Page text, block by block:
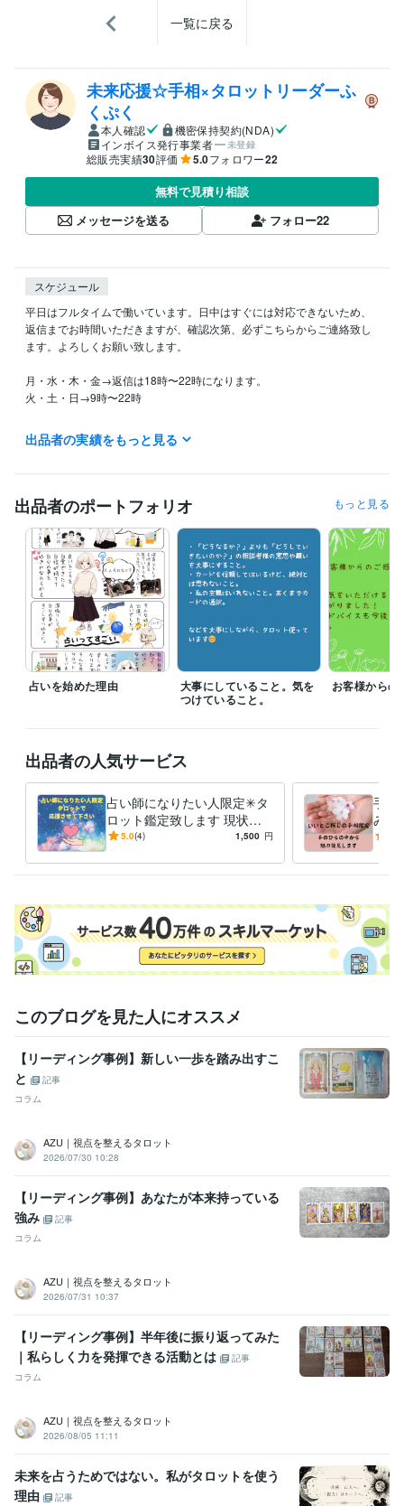
一覧に戻る
未来応援☆手相×タロットリーダーふ
くぷく
本人確認
機密保持契約(NDA)
インボイス発行事業者
未登録
総販売実績30評価 5.0フォロワー22
無料で見積り相談
メッセージを送る
フォロー22
スケジュール
平日はフルタイムで働いています。日中はすぐには対応できないため、
返信までお時間いただきますが、確認次第、必ずこちらからご連絡致し
ます。よろしくお願い致します。
月・水・木・金→返信は18時〜22時になります。
火・土・日→9時〜22時
＊現在電話メニューはお休みしております＊
営業 / 個人営業 経験年数 : 7年
ライフスタイル・その他 / 占い師 経験年数 : 2年
ライフスタイル・その他 / マッサージ師・セラピスト 経験年数 : 4年
ライフスタイル・その他 / 保育士・ベビーシッター 経験年数 : 9年
得意分野
占い タロット占い
恋愛 仕事 占い
占い ルノルマンカード占い 手相
出品者の実績をもっと見る
出品者のポートフォリオ もっと見る
占いを始めた理由
大事にしていること。気を
つけていること。
お客様からの
出品者の人気サービス
占い師になりたい人限定✳︎タ
ロット鑑定致します 現状・
行動のアドバイスなど、今出
5.0(4) 1,500 円
手の
みつ
手
このブログを見た人にオススメ
【リーディング事例】新しい一歩を踏み出すこ
と
記事
コラム
AZU｜視点を整えるタロット
2026/07/30 10:28
【リーディング事例】あなたが本来持っている
強み
記事
コラム
AZU｜視点を整えるタロット
2026/07/31 10:37
【リーディング事例】半年後に振り返ってみた
｜私らしく力を発揮できる活動とは
記事
コラム
AZU｜視点を整えるタロット
2026/08/05 11:11
未来を占うためではない。私がタロットを使う
理由
記事